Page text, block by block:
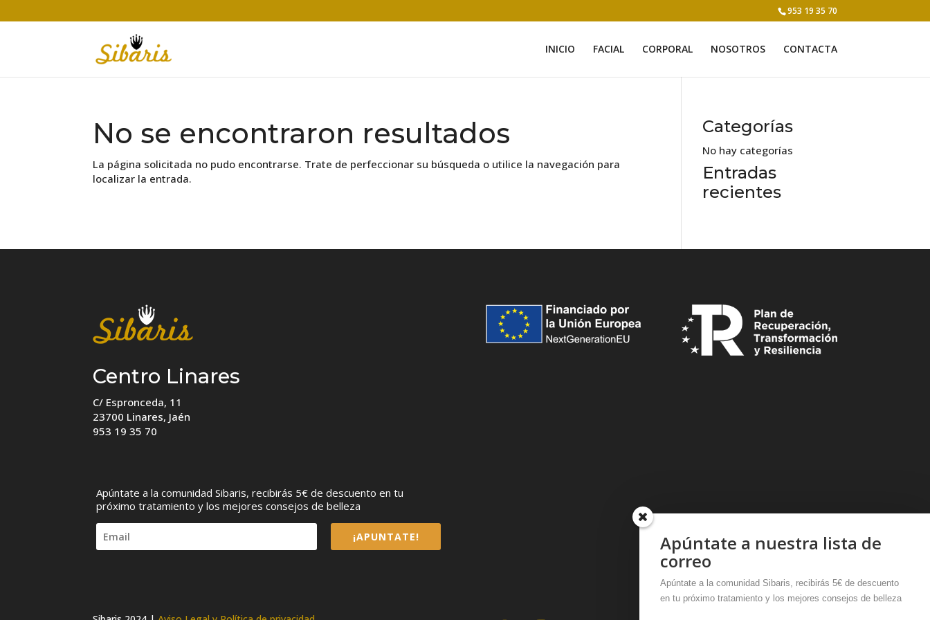
953 19 35 70
INICIO FACIAL CORPORAL NOSOTROS CONTACTA
No se encontraron resultados
La página solicitada no pudo encontrarse. Trate de perfeccionar su búsqueda o utilice la navegación para
localizar la entrada.
Categorías
No hay categorías
Entradas
recientes
Centro Linares
C/ Espronceda, 11
23700 Linares, Jaén
953 19 35 70
Apúntate a la comunidad Sibaris, recibirás 5€ de descuento en tu
próximo tratamiento y los mejores consejos de belleza
¡APUNTATE! Apúntate a nuestra lista de
correo
Apúntate a la comunidad Sibaris, recibirás 5€ de descuento
en tu próximo tratamiento y los mejores consejos de belleza